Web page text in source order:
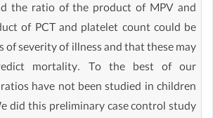
the ratio of the product of MPV and
of PCT and platelet count could be
of severity of illness and that these may
mortality. To the best of our
have not been studied in children
did this preliminary case control study